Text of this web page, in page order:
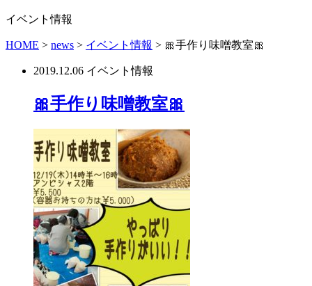
イベント情報
HOME > news > イベント情報 > 🎀手作り味噌教室🎀
2019.12.06 イベント情報
🎀手作り味噌教室🎀